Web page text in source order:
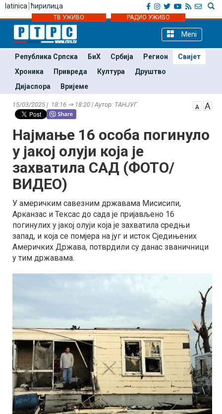
latinica ћирилица
ТВ УЖИВО РАДИО УЖИВО
Meni
Република Српска БиХ Србија Регион
Свијет
Хроника
Привреда Култура
Друштво
Дијаспора
Вријеме
15/03/2025 | 18:16 ⇒ 18:20 | Аутор: ТАНЈУГ
Најмање 16 особа погинуло
у јакој олуји која је
захватила САД (ФОТО/
ВИДЕО)
У америчким савезним државама Мисисипи,
Арканзас и Тексас до сада је пријављено 16
погинулих у јакој олуји која је захватила средњи
запад, и која се помјера на југ и исток Сједињених
Америчких Држава, потврдили су данас званичници
у тим државама.